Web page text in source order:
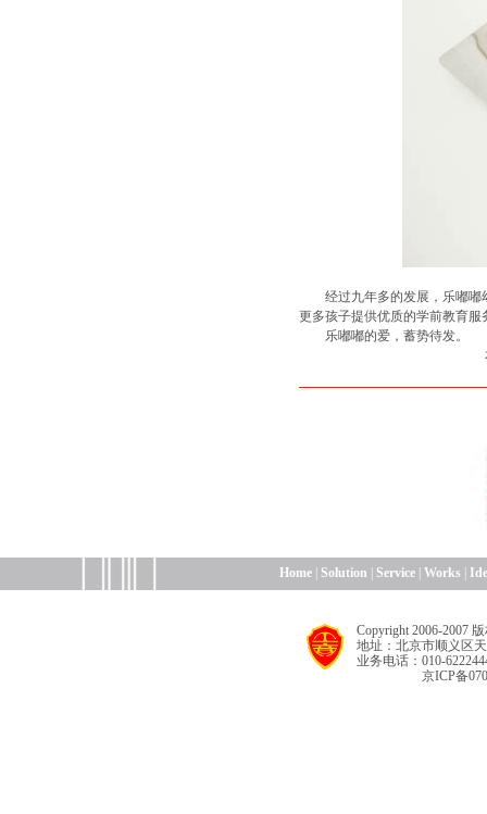
经过九年多的发展，乐嘟嘟
更多孩子提供优质的学前教育服
乐嘟嘟的爱，蓄势待发。
Home | Solution | Service | Works |
Copyright 2006-2007
地址：北京市顺义区
业务电话：010-
京ICP备